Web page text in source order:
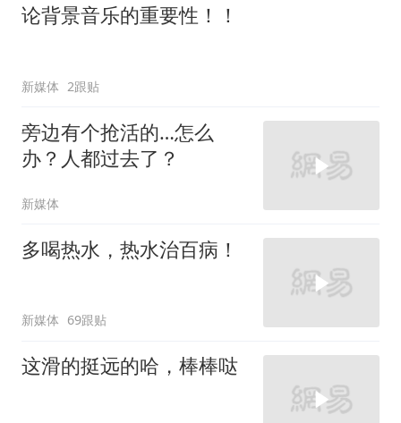
论背景音乐的重要性！！
新媒体 2跟贴
旁边有个抢活的…怎么
办？人都过去了？
新媒体
多喝热水，热水治百病！
新媒体 69跟贴
这滑的挺远的哈，棒棒哒